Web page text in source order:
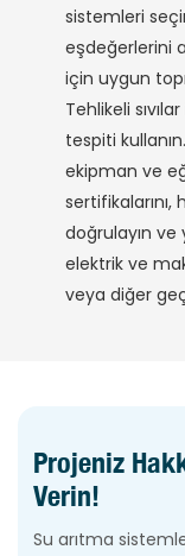
sistemleri
eşdeğerlerini
için uygun
Tehlikeli
tespiti
ekipman ve
doğrulayın ve
elektrik ve
veya diğer
Projeniz
Verin!
Su arıtma